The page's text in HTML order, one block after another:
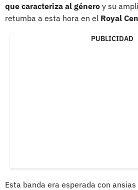
que caracteriza al género y su
retumba a esta hora en el Royal
PUBLICIDAD
Esta banda era esperada con ansias